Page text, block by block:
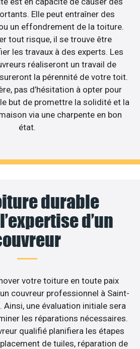
Elle peut entraîner des
un effondrement de la toiture.
tout risque, il se trouve être
les travaux à des experts. Les
réaliseront un travail de
la pérennité de votre toit.
pas d’hésitation à opter pour
but de promettre la solidité et la
via une charpente en bon
état.
durable
d’un
votre toiture en toute paix
couvreur professionnel à Saint-
Ainsi, une évaluation initiale sera
les réparations nécessaires.
qualifié planifiera les étapes
de tuiles, réparation de